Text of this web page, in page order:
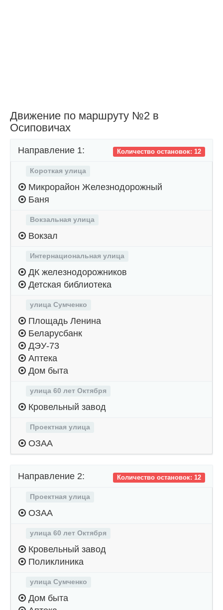
Движение по маршруту №2 в
Осиповичах
Количество остановок: 12
Направление 1:
Короткая улица
Микрорайон Железнодорожный
Баня
Вокзальная улица
Вокзал
Интернациональная улица
ДК железнодорожников
Детская библиотека
улица Сумченко
Площадь Ленина
Беларусбанк
ДЭУ-73
Аптека
Дом быта
улица 60 лет Октября
Кровельный завод
Проектная улица
ОЗАА
Количество остановок: 12
Направление 2:
Проектная улица
ОЗАА
улица 60 лет Октября
Кровельный завод
Поликлиника
улица Сумченко
Дом быта